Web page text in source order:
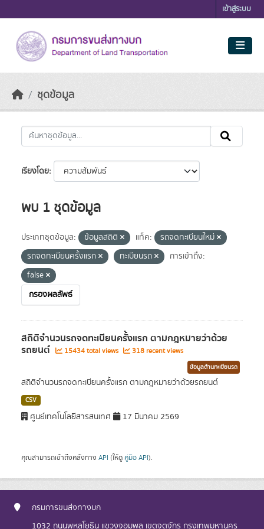
เข้าสู่ระบบ
ชุดข้อมูล
เรียงโดย
พบ 1 ชุดข้อมูล
ประเภทชุดข้อมูล: ข้อมูลสถิติ แท็ค:
รถจดทะเบียนใหม่
รถจดทะเบียนครั้งแรก
ทะเบียนรถ
การเข้าถึง:
false
กรองผลลัพธ์
สถิติจำนวนรถจดทะเบียนครั้งแรก ตามกฎหมายว่าด้วย
รถยนต์ 15434 total views 318 recent views
ข้อมูลด้านทะเบียนรถ
สถิติจำนวนรถจดทะเบียนครั้งแรก ตามกฎหมายว่าด้วยรถยนต์
CSV
ศูนย์เทคโนโลยีสารสนเทศ 17 มีนาคม 2569
คุณสามารถเข้าถึงคลังทาง API (ให้ดู คู่มือ API).
กรมการขนส่งทางบก
1032 ถนนพหลโยธิน แขวงจอมพล เขตจตุจักร กรุงเทพมหานคร